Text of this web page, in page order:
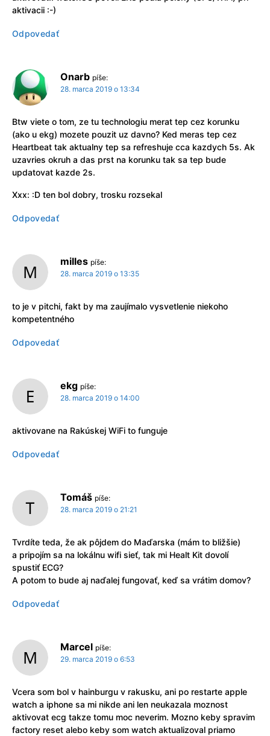
aktivacii :-)
Odpovedať
Onarb píše:
28. marca 2019 o 13:34
Btw viete o tom, ze tu technologiu merat tep cez korunku
(ako u ekg) mozete pouzit uz davno? Ked meras tep cez
Heartbeat tak aktualny tep sa refreshuje cca kazdych 5s. Ak
uzavries okruh a das prst na korunku tak sa tep bude
updatovat kazde 2s.
Xxx: :D ten bol dobry, trosku rozsekal
Odpovedať
milles píše:
28. marca 2019 o 13:35
to je v pitchi, fakt by ma zaujímalo vysvetlenie niekoho
kompetentného
Odpovedať
ekg píše:
28. marca 2019 o 14:00
aktivovane na Rakúskej WiFi to funguje
Odpovedať
Tomáš píše:
28. marca 2019 o 21:21
Tvrdíte teda, že ak pôjdem do Maďarska (mám to bližšie)
a pripojím sa na lokálnu wifi sieť, tak mi Healt Kit dovolí
spustiť ECG?
A potom to bude aj naďalej fungovať, keď sa vrátim domov?
Odpovedať
Marcel píše:
29. marca 2019 o 6:53
Vcera som bol v hainburgu v rakusku, ani po restarte apple
watch a iphone sa mi nikde ani len neukazala moznost
aktivovat ecg takze tomu moc neverim. Mozno keby spravim
factory reset alebo keby som watch aktualizoval priamo